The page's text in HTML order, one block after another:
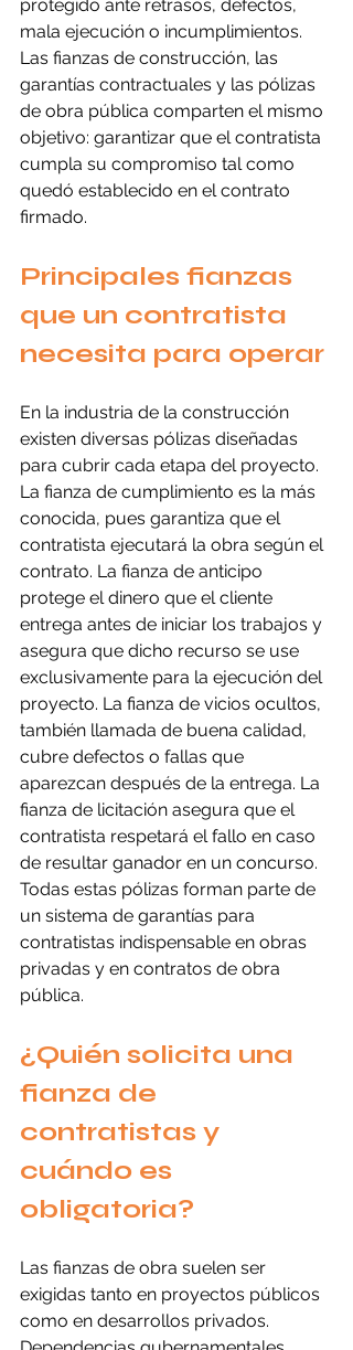
protegido ante retrasos, defectos,
mala ejecución o incumplimientos.
Las fianzas de construcción, las
garantías contractuales y las pólizas
de obra pública comparten el mismo
objetivo: garantizar que el contratista
cumpla su compromiso tal como
quedó establecido en el contrato
firmado.
Principales fianzas
que un contratista
necesita para operar
En la industria de la construcción
existen diversas pólizas diseñadas
para cubrir cada etapa del proyecto.
La fianza de cumplimiento es la más
conocida, pues garantiza que el
contratista ejecutará la obra según el
contrato. La fianza de anticipo
protege el dinero que el cliente
entrega antes de iniciar los trabajos y
asegura que dicho recurso se use
exclusivamente para la ejecución del
proyecto. La fianza de vicios ocultos,
también llamada de buena calidad,
cubre defectos o fallas que
aparezcan después de la entrega. La
fianza de licitación asegura que el
contratista respetará el fallo en caso
de resultar ganador en un concurso.
Todas estas pólizas forman parte de
un sistema de garantías para
contratistas indispensable en obras
privadas y en contratos de obra
pública.
¿Quién solicita una
fianza de
contratistas y
cuándo es
obligatoria?
Las fianzas de obra suelen ser
exigidas tanto en proyectos públicos
como en desarrollos privados.